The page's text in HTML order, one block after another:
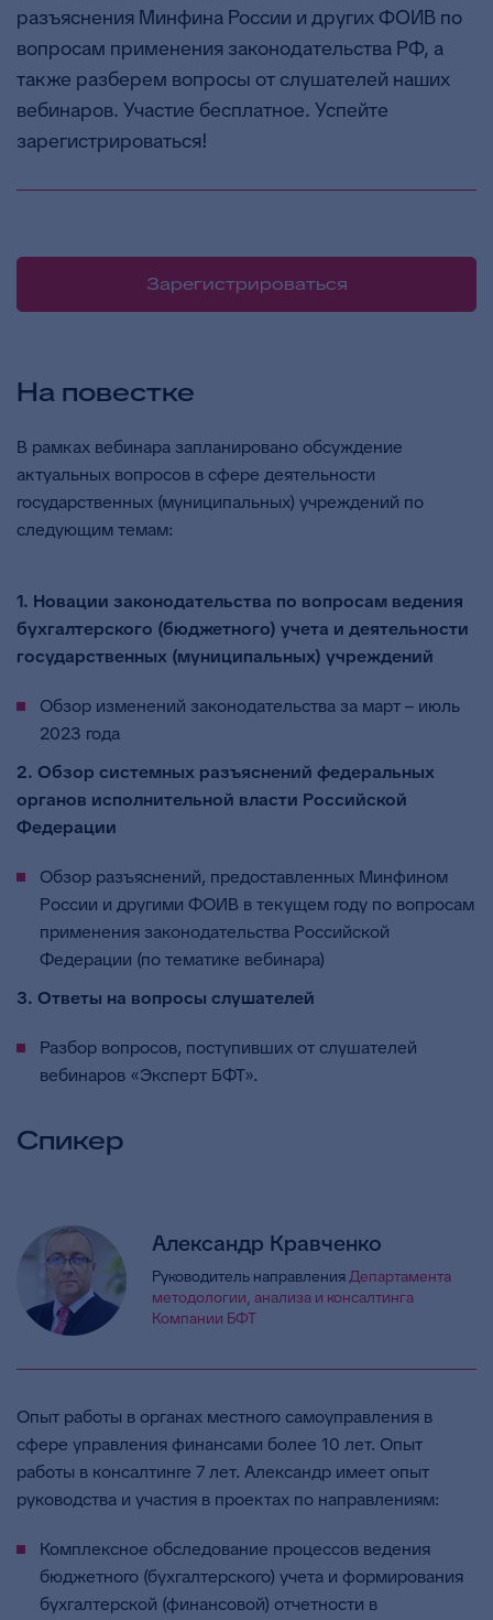
разъяснения Минфина России и других ФОИВ по
вопросам применения законодательства РФ, а
также разберем вопросы от слушателей наших
вебинаров. Участие бесплатное. Успейте
зарегистрироваться!
Зарегистрироваться
На повестке
В рамках вебинара запланировано обсуждение
актуальных вопросов в сфере деятельности
государственных (муниципальных) учреждений по
следующим темам:
1. Новации законодательства по вопросам ведения
бухгалтерского (бюджетного) учета и деятельности
государственных (муниципальных) учреждений
Обзор изменений законодательства за март – июль
2023 года
2. Обзор системных разъяснений федеральных
органов исполнительной власти Российской
Федерации
Обзор разъяснений, предоставленных Минфином
России и другими ФОИВ в текущем году по вопросам
применения законодательства Российской
Федерации (по тематике вебинара)
3. Ответы на вопросы слушателей
Разбор вопросов, поступивших от слушателей
вебинаров «Эксперт БФТ».
Спикер
Александр Кравченко
Руководитель направленияДепартамента
методологии, анализа и консалтинга
Компании БФТ
Опыт работы в органах местного самоуправления в
сфере управления финансами более 10 лет. Опыт
работы в консалтинге 7 лет. Александр имеет опыт
руководства и участия в проектах по направлениям:
Комплексное обследование процессов ведения
бюджетного (бухгалтерского) учета и формирования
бухгалтерской (финансовой) отчетности в